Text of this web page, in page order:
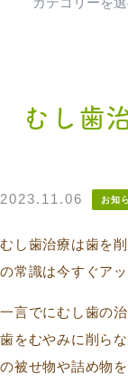
むし歯
2023.11.06 お知
むし歯治療は歯を
の常識は今すぐア
一言でにむし歯の
歯をむやみに削ら
の被せ物や詰め物